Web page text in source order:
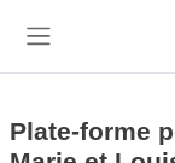
Plate-forme